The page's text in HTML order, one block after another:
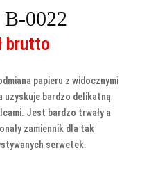
0022
Zakres
od
3,00 zł
do
23,00 zł
brutto
papieru z widocznymi
uzyskuje bardzo delikatną
Jest bardzo trwały a
zamiennik dla tak
serwetek.